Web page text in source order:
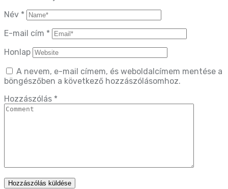
Név *
E-mail cím *
Honlap
A nevem, e-mail címem, és weboldalcímem mentése a
böngészőben a következő hozzászólásomhoz.
Hozzászólás *